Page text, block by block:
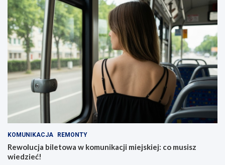
KOMUNIKACJA REMONTY
Rewolucja biletowa w komunikacji miejskiej: co musisz
wiedzieć!